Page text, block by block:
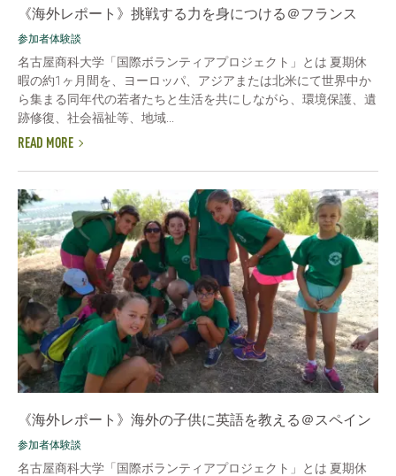
《海外レポート》挑戦する力を身につける＠フランス
参加者体験談
名古屋商科大学「国際ボランティアプロジェクト」とは 夏期休
暇の約1ヶ月間を、ヨーロッパ、アジアまたは北米にて世界中か
ら集まる同年代の若者たちと生活を共にしながら、環境保護、遺
跡修復、社会福祉等、地域...
READ MORE
《海外レポート》海外の子供に英語を教える＠スペイン
参加者体験談
名古屋商科大学「国際ボランティアプロジェクト」とは 夏期休